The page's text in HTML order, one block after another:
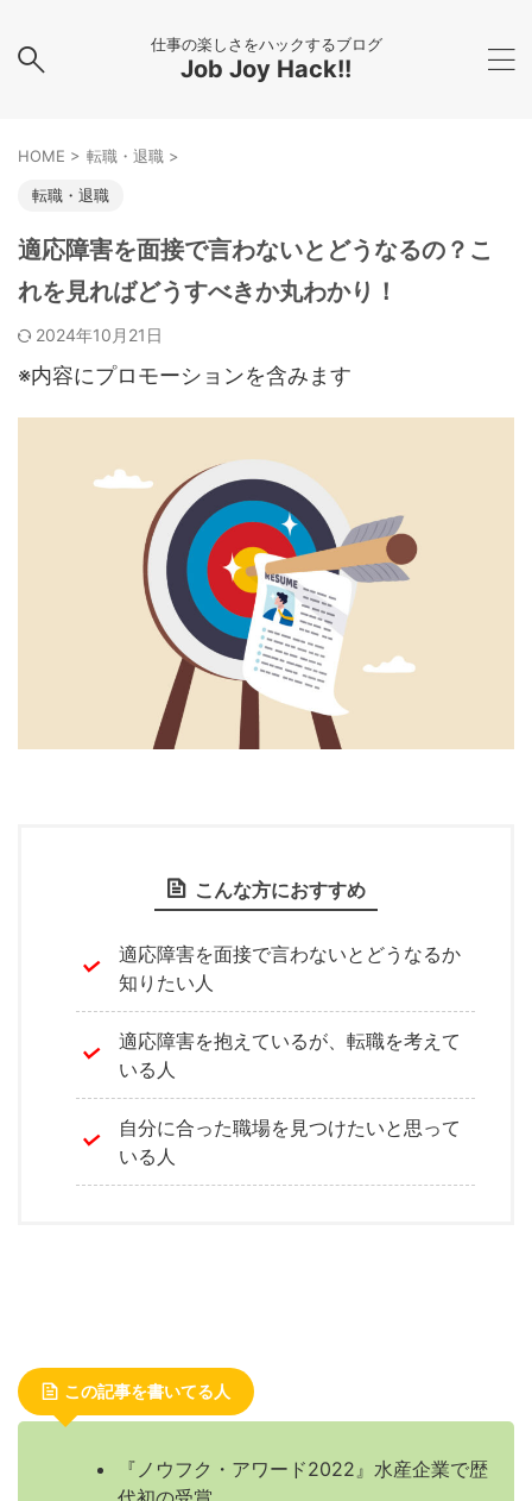
仕事の楽しさをハックするブログ
Job Joy Hack!!
HOME > 転職・退職 >
転職・退職
適応障害を面接で言わないとどうなるの？こ
れを見ればどうすべきか丸わかり！
2024年10月21日
※内容にプロモーションを含みます
こんな方におすすめ
適応障害を面接で言わないとどうなるか
知りたい人
適応障害を抱えているが、転職を考えて
いる人
自分に合った職場を見つけたいと思って
いる人
この記事を書いてる人
『ノウフク・アワード2022』水産企業で歴